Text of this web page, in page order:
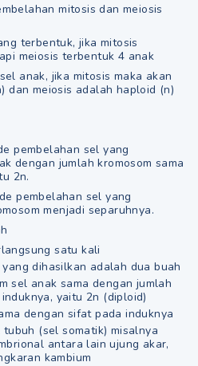
mitosis dan meiosis
terbentuk, jika mitosis
meiosis terbentuk 4 anak
anak, jika mitosis maka akan
dan meiosis adalah haploid (n)
pembelahan sel yang
dengan jumlah kromosom sama
2n.
pembelahan sel yang
menjadi separuhnya.
satu kali
dihasilkan adalah dua buah
sel anak sama dengan jumlah
yaitu 2n (diploid)
dengan sifat pada induknya
(sel somatik) misalnya
antara lain ujung akar,
kambium